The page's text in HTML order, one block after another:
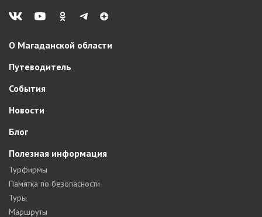
О Магаданской области
Путеводитель
События
Новости
Блог
Полезная информация
Турфирмы
Памятка по безопасности
Туры
Маршруты